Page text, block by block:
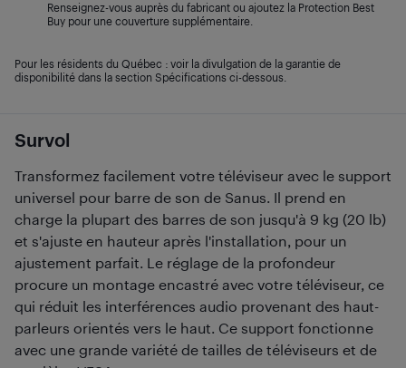
Survol
Transformez facilement votre téléviseur avec le support
universel pour barre de son de Sanus. Il prend en
charge la plupart des barres de son jusqu'à 9 kg (20 lb)
et s'ajuste en hauteur après l'installation, pour un
ajustement parfait. Le réglage de la profondeur
procure un montage encastré avec votre téléviseur, ce
qui réduit les interférences audio provenant des haut-
parleurs orientés vers le haut. Ce support fonctionne
avec une grande variété de tailles de téléviseurs et de
Renseignez-vous auprès du fabricant ou ajoutez la Protection Best
Buy pour une couverture supplémentaire.
Pour les résidents du Québec : voir la divulgation de la garantie de
disponibilité dans la section Spécifications ci-dessous.